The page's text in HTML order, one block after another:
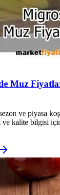
Muz
ve piyasa
kalite bilgisi